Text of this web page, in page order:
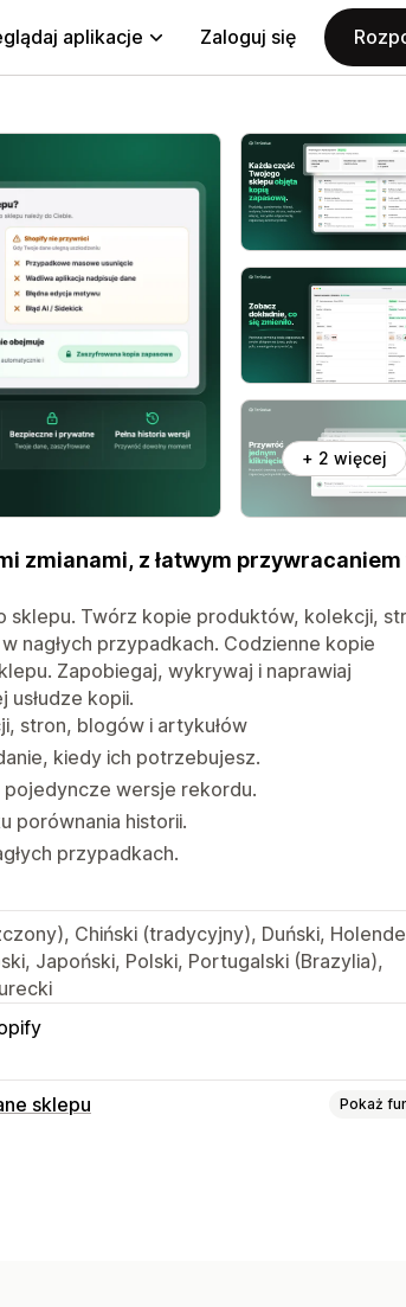
aplikacje Zaloguj się
+ 2 więcej
zmianami, z łatwym przywracaniem
sklepu. Twórz kopie produktów, kolekcji,
nagłych przypadkach. Codzienne kopie
Zapobiegaj, wykrywaj i naprawiaj
usłudze kopii.
stron, blogów i artykułów
kiedy ich potrzebujesz.
wersje rekordu.
porównania historii.
przypadkach.
Chiński (tradycyjny), Duński,
Japoński, Polski, Portugalski (Brazylia),
sklepu Pokaż